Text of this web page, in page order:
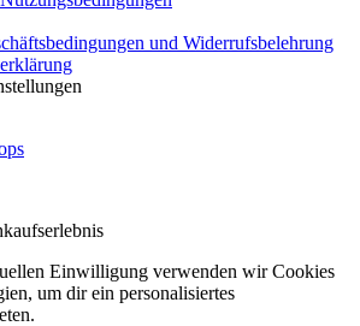
und Widerrufsbelehrung
Einwilligung verwenden wir Cookies
um dir ein personalisiertes